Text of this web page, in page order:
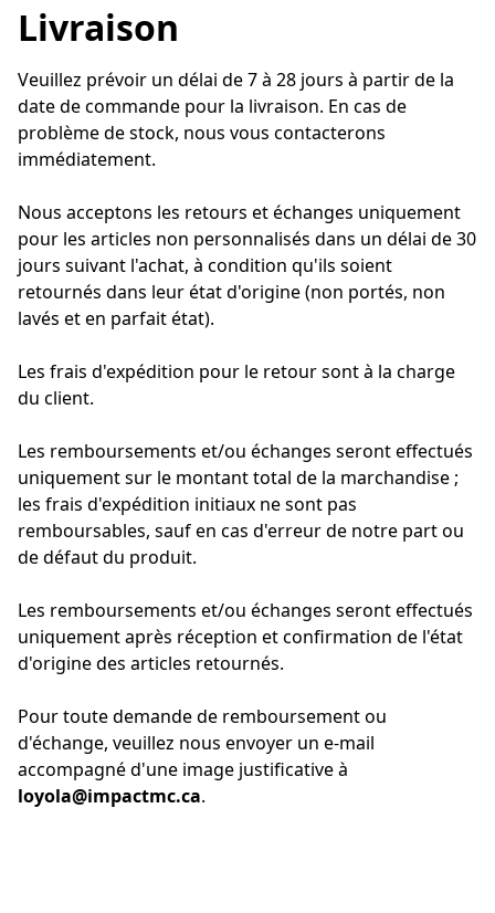
Livraison
Veuillez prévoir un délai de 7 à 28 jours à partir de la
date de commande pour la livraison. En cas de
problème de stock, nous vous contacterons
immédiatement.
Nous acceptons les retours et échanges uniquement
pour les articles non personnalisés dans un délai de 30
jours suivant l'achat, à condition qu'ils soient
retournés dans leur état d'origine (non portés, non
lavés et en parfait état).
Les frais d'expédition pour le retour sont à la charge
du client.
Les remboursements et/ou échanges seront effectués
uniquement sur le montant total de la marchandise ;
les frais d'expédition initiaux ne sont pas
remboursables, sauf en cas d'erreur de notre part ou
de défaut du produit.
Les remboursements et/ou échanges seront effectués
uniquement après réception et confirmation de l'état
d'origine des articles retournés.
Pour toute demande de remboursement ou
d'échange, veuillez nous envoyer un e-mail
loyola@impactmc.ca.